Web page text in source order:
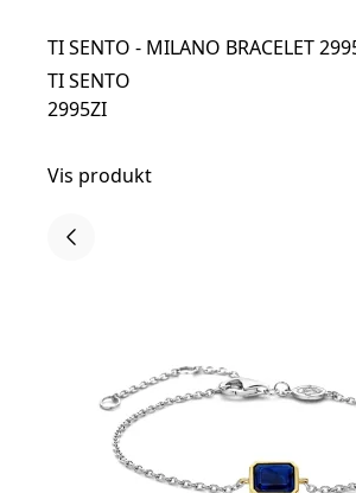
TI SENTO - MILANO BRACELET
TI SENTO
2995ZI
Vis produkt